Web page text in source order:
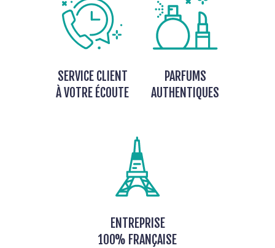
SERVICE CLIENT
À VOTRE ÉCOUTE
PARFUMS
AUTHENTIQUES
ENTREPRISE
100% FRANÇAISE